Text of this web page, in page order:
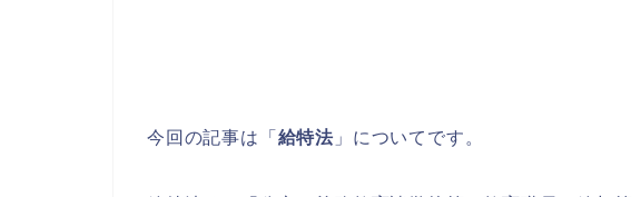
今回の記事は「 給特法 」についてです。